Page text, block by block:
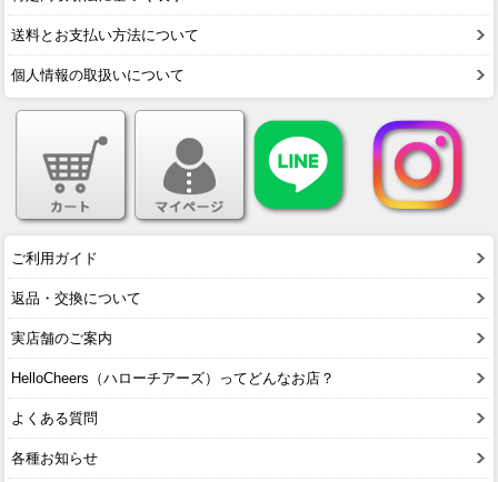
送料とお支払い方法について
個人情報の取扱いについて
ご利用ガイド
返品・交換について
実店舗のご案内
HelloCheers（ハローチアーズ）ってどんなお店？
よくある質問
各種お知らせ